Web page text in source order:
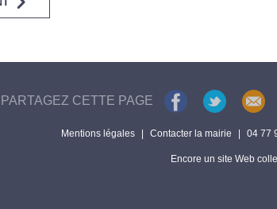
PARTAGEZ CETTE PAGE
Mentions légales Contacter la mairie 04 77
Encore un site Web